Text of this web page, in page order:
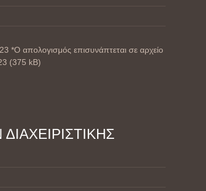
*Ο απολογισμός επισυνάπτεται σε αρχείο
(375 kB)